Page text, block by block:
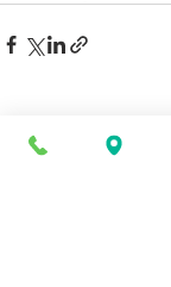
最新記事